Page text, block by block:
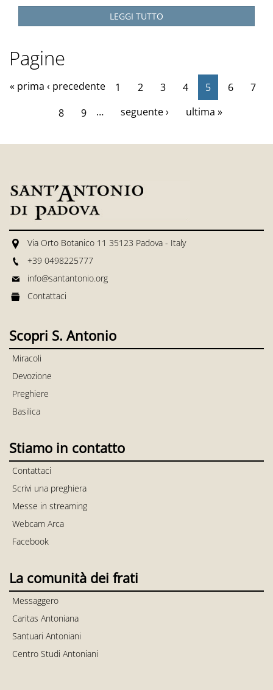
LEGGI TUTTO
Pagine
« prima ‹ precedente 1 2 3 4 5 6
7
8
9 … seguente › ultima »
Via Orto Botanico 11 35123 Padova - Italy
+39 0498225777
info@santantonio.org
Contattaci
Scopri S. Antonio
Miracoli
Devozione
Preghiere
Basilica
Stiamo in contatto
Contattaci
Scrivi una preghiera
Messe in streaming
Webcam Arca
Facebook
La comunità dei frati
Messaggero
Caritas Antoniana
Santuari Antoniani
Centro Studi Antoniani